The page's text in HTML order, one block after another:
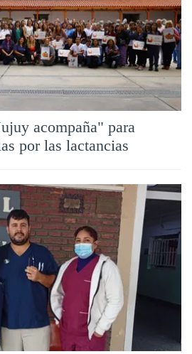
acompaña" para
por las lactancias